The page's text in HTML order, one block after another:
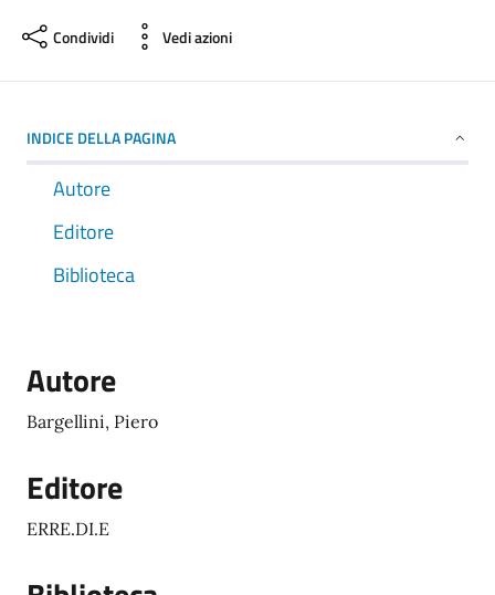
Condividi Vedi azioni
INDICE DELLA PAGINA
Autore
Editore
Biblioteca
Autore
Bargellini, Piero
Editore
ERRE.DI.E